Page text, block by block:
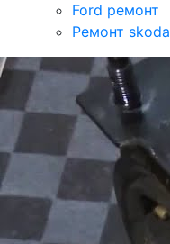
Ford ремонт
Ремонт skoda